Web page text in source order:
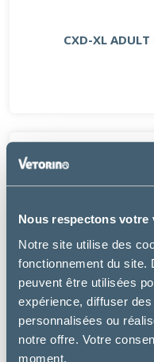
Nous respectons votre
Notre site utilise des
fonctionnement du site.
peuvent être utilisées
expérience, diffuser
personnalisées ou
notre offre. Votre
moment.
CXD-XL ADULT